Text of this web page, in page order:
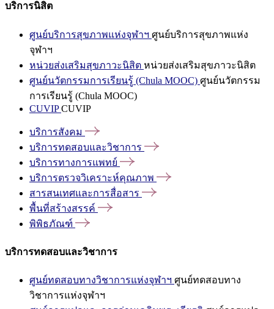
บริการนิสิต
ศูนย์บริการสุขภาพแห่งจุฬาฯ ศูนย์บริการสุขภาพแห่ง
จุฬาฯ
หน่วยส่งเสริมสุขภาวะนิสิต หน่วยส่งเสริมสุขภาวะนิสิต
ศูนย์นวัตกรรมการเรียนรู้ (Chula MOOC) ศูนย์นวัตกรรม
การเรียนรู้ (Chula MOOC)
CUVIPCUVIP
บริการสังคม
บริการทดสอบและวิชาการ
บริการทางการแพทย์
บริการตรวจวิเคราะห์คุณภาพ
สารสนเทศและการสื่อสาร
พื้นที่สร้างสรรค์
พิพิธภัณฑ์
บริการทดสอบและวิชาการ
ศูนย์ทดสอบทางวิชาการแห่งจุฬาฯ ศูนย์ทดสอบทาง
วิชาการแห่งจุฬาฯ